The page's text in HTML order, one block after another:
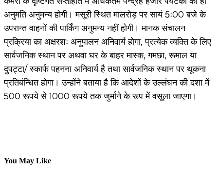
अनुमति अनुमन्य होगी। मसूरी स्थित मालरोड़ पर सायं 5ः00 बजे के
उपरान्त वाहनों की पार्किंग अनुमन्य नहीं होगी। मानक संचालन
प्रक्रिया का अक्षरशः अनुपालन अनिवार्य होगा, प्रत्येक व्यक्ति के लिए
सार्वजनिक स्थान पर अथवा घर के बाहर मास्क, गमछा, रूमाल या
दुपट्टा/ स्कार्फ पहनना अनिवार्य है तथा सार्वजनिक स्थान पर थूकना
प्रतिबंन्धित होगा। उन्होंने बताया है कि आदेशों के उल्लंघन की दशा में
500 रूपये से 1000 रूपये तक जुर्माने के रूप में वसूला जाएगा।
You May Like